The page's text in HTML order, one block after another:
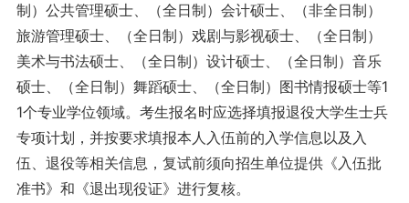
制）公共管理硕士、（全日制）会计硕士、（非全日制）
旅游管理硕士、（全日制）戏剧与影视硕士、（全日制）
美术与书法硕士、（全日制）设计硕士、（全日制）音乐
硕士、（全日制）舞蹈硕士、（全日制）图书情报硕士等1
1个专业学位领域。考生报名时应选择填报退役大学生士兵
专项计划，并按要求填报本人入伍前的入学信息以及入
伍、退役等相关信息，复试前须向招生单位提供《入伍批
准书》和《退出现役证》进行复核。